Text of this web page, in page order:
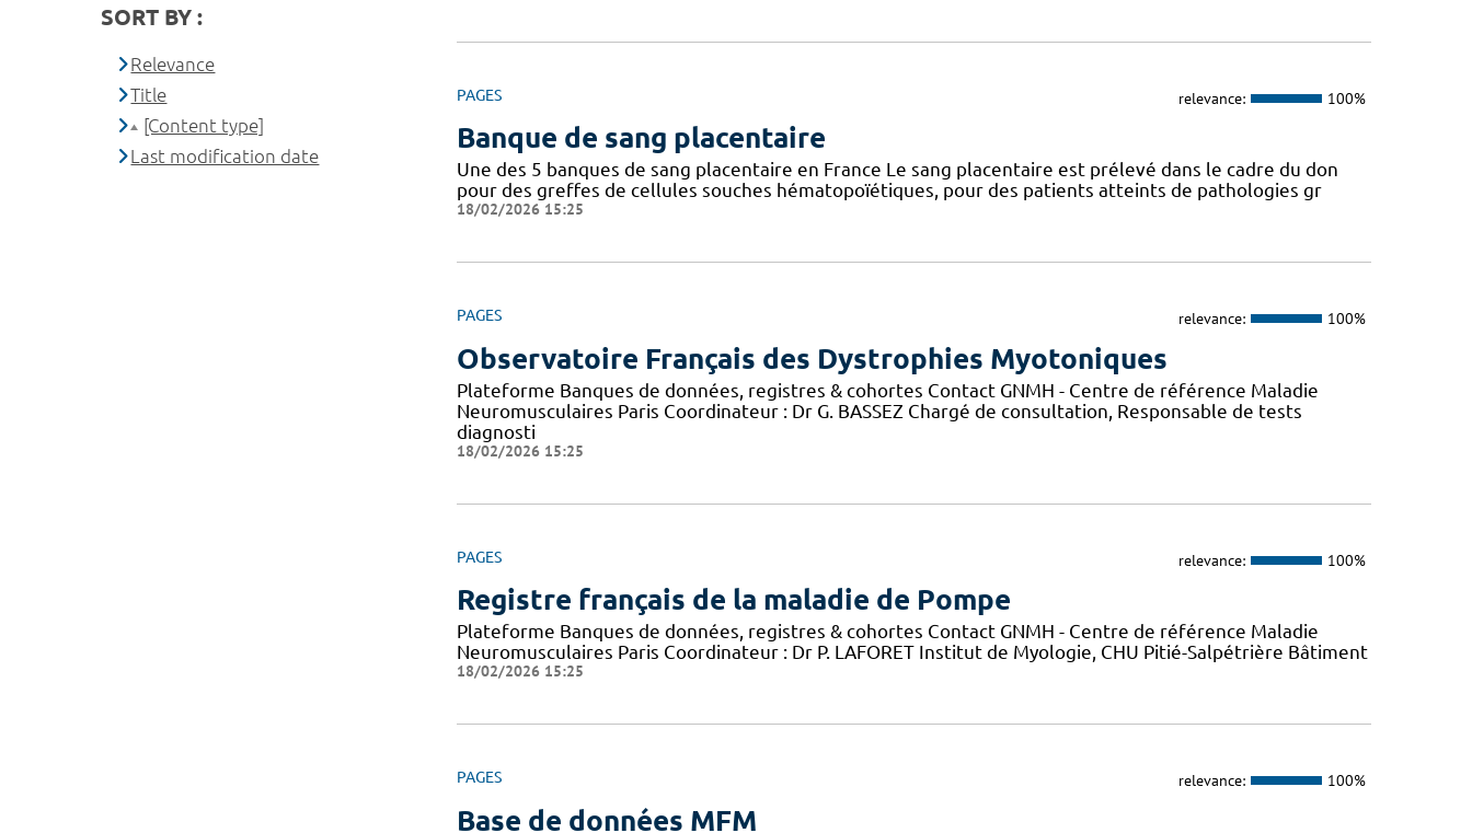
PAGES relevance: 100%
Banque de sang placentaire
Une des 5 banques de sang placentaire en France Le sang placentaire est prélevé dans le cadre du don
pour des greffes de cellules souches hématopoïétiques, pour des patients atteints de pathologies gr
18/02/2026 15:25
PAGES relevance: 100%
Observatoire Français des Dystrophies Myotoniques
Plateforme Banques de données, registres & cohortes Contact GNMH - Centre de référence Maladie
Neuromusculaires Paris Coordinateur : Dr G. BASSEZ Chargé de consultation, Responsable de tests
diagnosti
18/02/2026 15:25
PAGES relevance: 100%
Registre français de la maladie de Pompe
Plateforme Banques de données, registres & cohortes Contact GNMH - Centre de référence Maladie
Neuromusculaires Paris Coordinateur : Dr P. LAFORET Institut de Myologie, CHU Pitié-Salpétrière Bâtiment
18/02/2026 15:25
PAGES relevance: 100%
Base de données MFM
SORT BY :
Relevance
Title
[Content type]
Last modification date